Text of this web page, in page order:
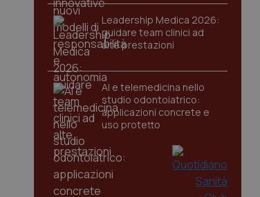
Leadership Medica 2026:
guidare team clinici ad
alte prestazioni
AI e telemedicina nello
studio odontoiatrico:
applicazioni concrete e
uso protetto